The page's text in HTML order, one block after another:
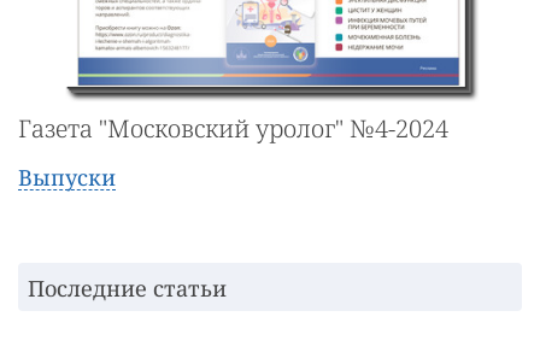
Газета "Московский уролог" №4-2024
Выпуски
Последние статьи